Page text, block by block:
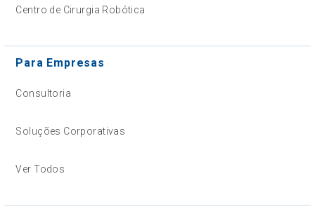
Centro de Cirurgia Robótica
Para Empresas
Consultoria
Soluções Corporativas
Ver Todos